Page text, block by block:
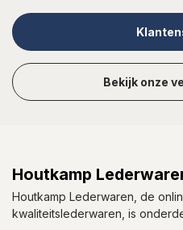
Bekijk onze
Houtkamp
Houtkamp Lederwaren, de
kwaliteitslederwaren, is